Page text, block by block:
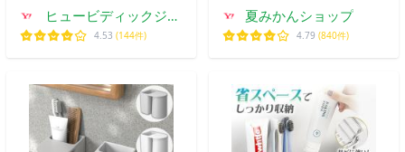
ヒュービディックジャ
パン
4.53 (144件)
夏みかんショップ
4.79 (840件)